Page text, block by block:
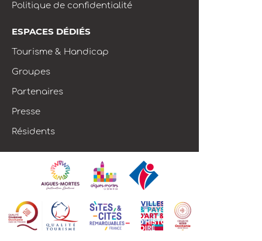
Politique de confidentialité
ESPACES DÉDIÉS
Tourisme & Handicap
Groupes
Partenaires
Presse
Résidents